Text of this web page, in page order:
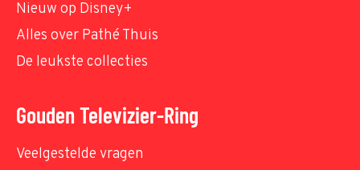
Nieuw op Disney+
Alles over Pathé Thuis
De leukste collecties
Gouden Televizier-Ring
Veelgestelde vragen